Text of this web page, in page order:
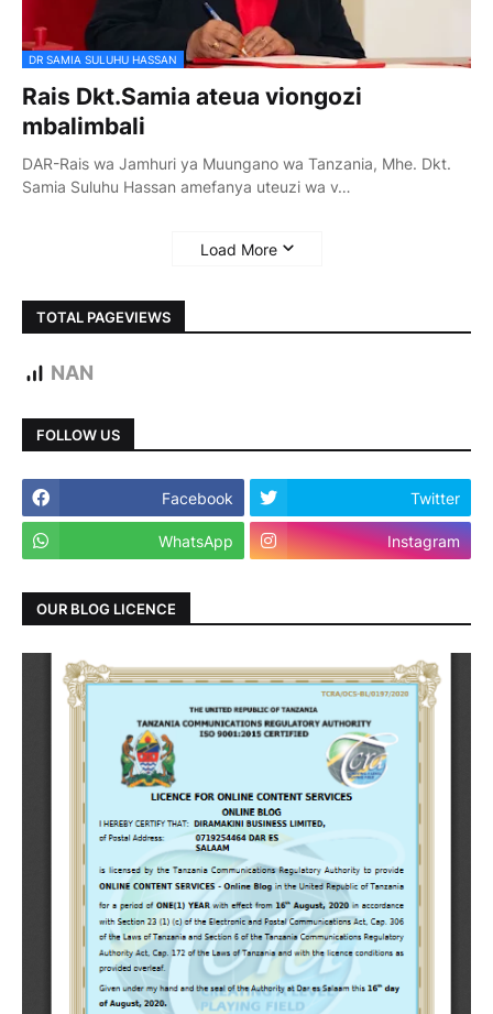
DR SAMIA SULUHU HASSAN
Rais Dkt.Samia ateua viongozi
mbalimbali
DAR-Rais wa Jamhuri ya Muungano wa Tanzania, Mhe. Dkt.
Samia Suluhu Hassan amefanya uteuzi wa v…
Load More
TOTAL PAGEVIEWS
NAN
FOLLOW US
Facebook Twitter
WhatsApp Instagram
OUR BLOG LICENCE